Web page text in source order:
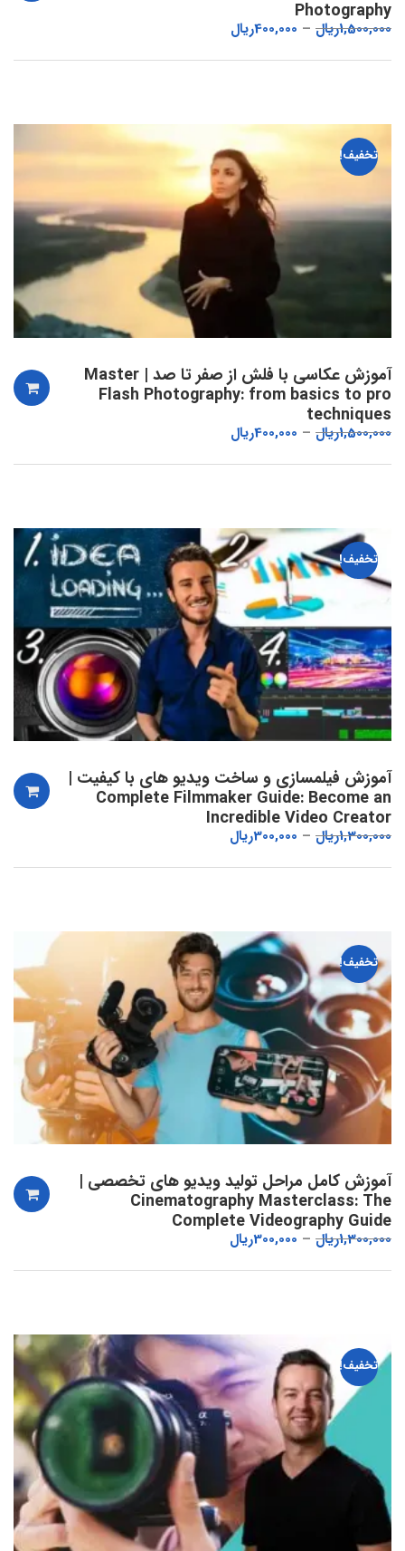
Photography
1,500,000ریال 400,000ریال
تخفیف!
آموزش عکاسی با فلش از صفر تا صد | Master
Flash Photography: from basics to pro
techniques
1,500,000ریال 400,000ریال
تخفیف!
آموزش فیلمسازی و ساخت ویدیو های با کیفیت |
Complete Filmmaker Guide: Become an
Incredible Video Creator
1,300,000ریال 300,000ریال
تخفیف!
آموزش کامل مراحل تولید ویدیو های تخصصی |
Cinematography Masterclass: The
Complete Videography Guide
1,300,000ریال 300,000ریال
تخفیف!